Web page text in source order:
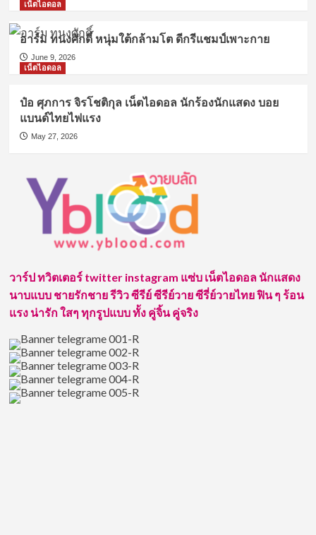
เน็ตไอดอล
อาร์ม ทนงศักดิ์ หนุ่มใต้กล้ามโต ดีกรีแชมป์เพาะกาย
June 9, 2026
เน็ตไอดอล
ป๋อ ศุภการ จิรโชติกุล เน็ตไอดอล นักร้องนักแสดง บอย
แบนด์ไทยไฟแรง
May 27, 2026
วาร์ป ทวิตเตอร์ twitter instagram แซ่บ เน็ตไอดอล นักแสดง
นาบแบบ ชายรักชาย รีวิว ซีรีย์ ซีรีย์วาย ซีรี่ย์วายไทย ฟิน ๆ ร้อน
แรง น่ารัก ใสๆ ทุกรูปแบบ ทั้ง คู่จิ้น คู่จริง